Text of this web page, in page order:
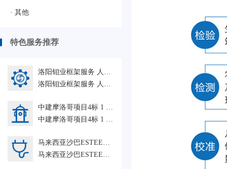
• 其他
特色服务推荐